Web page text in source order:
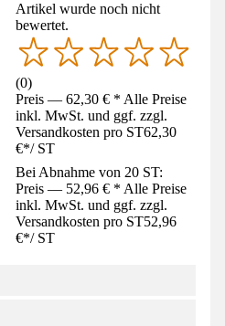
Artikel wurde noch nicht
bewertet.
(0)
Preis — 62,30 € * Alle Preise
inkl. MwSt. und ggf. zzgl.
Versandkosten pro ST62,30
€*/ ST
Bei Abnahme von 20 ST:
Preis — 52,96 € * Alle Preise
inkl. MwSt. und ggf. zzgl.
Versandkosten pro ST52,96
€*/ ST